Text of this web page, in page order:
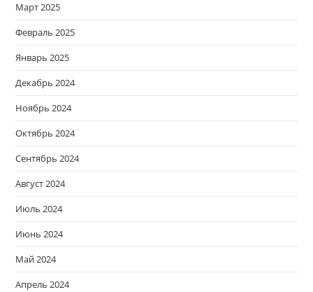
Март 2025
Февраль 2025
Январь 2025
Декабрь 2024
Ноябрь 2024
Октябрь 2024
Сентябрь 2024
Август 2024
Июль 2024
Июнь 2024
Май 2024
Апрель 2024